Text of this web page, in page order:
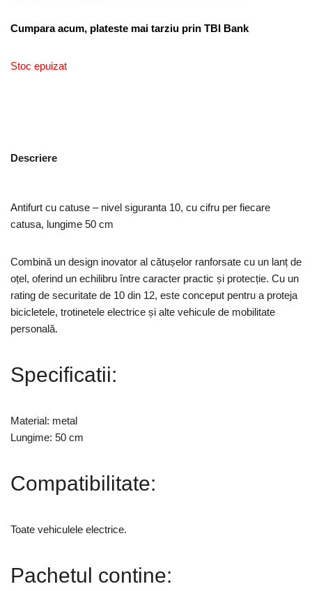
Cumpara acum, plateste mai tarziu prin TBI Bank
Stoc epuizat
Descriere
Antifurt cu catuse – nivel siguranta 10, cu cifru per fiecare
catusa, lungime 50 cm
Combină un design inovator al cătușelor ranforsate cu un lanț de
oțel, oferind un echilibru între caracter practic și protecție. Cu un
rating de securitate de 10 din 12, este conceput pentru a proteja
bicicletele, trotinetele electrice și alte vehicule de mobilitate
personală.
Specificatii:
Material: metal
Lungime: 50 cm
Compatibilitate:
Toate vehiculele electrice.
Pachetul contine: